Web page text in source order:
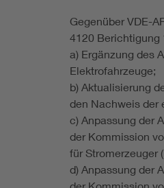
Gegenüber VDE-
4120 Berichtigung
a) Ergänzung des
Elektrofahrzeuge;
b) Aktualisierung
den Nachweis der
c) Anpassung der
der Kommission
für Stromerzeuger
d) Anpassung der